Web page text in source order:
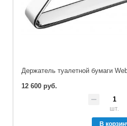
Держатель туалетной бумаги
12 600 руб.
шт.
В